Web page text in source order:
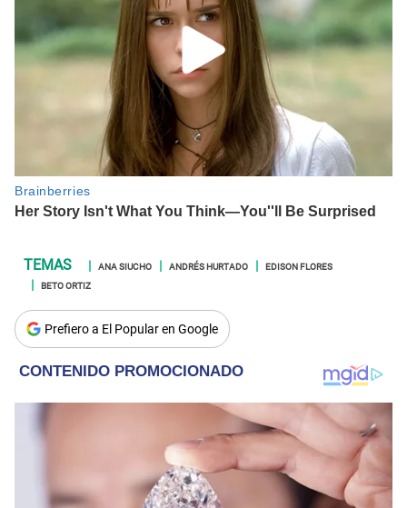
ANA SIUCHO ANDRÉS HURTADO
EDISON FLORES
BETO ORTIZ
Prefiero a El Popular en Google